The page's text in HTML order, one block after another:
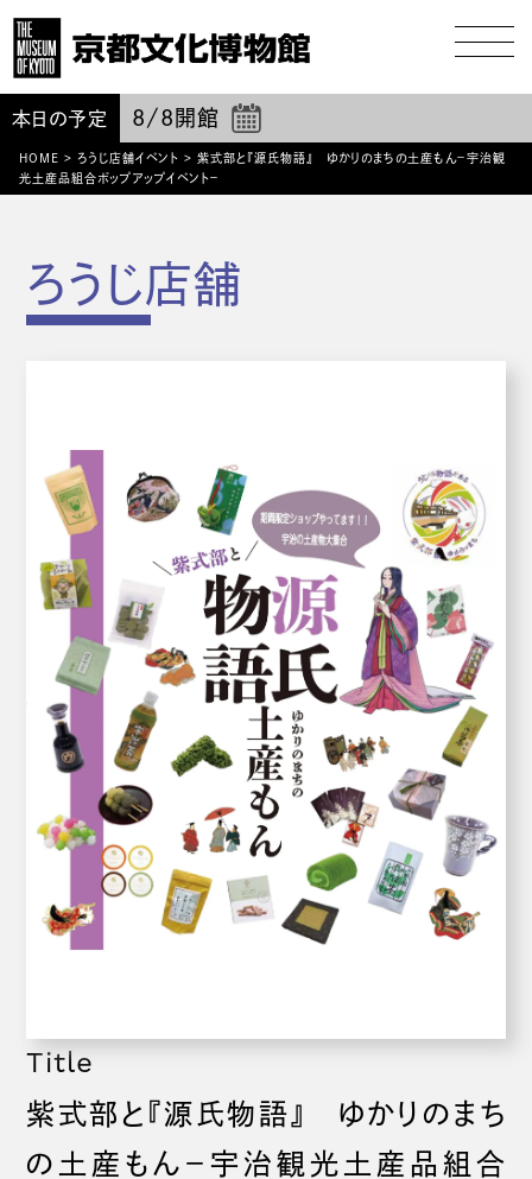
本日の予定 8/8 開館
HOME > ろうじ店舗イベント > 紫式部と『源氏物語』 ゆかりのまちの土産もん－宇治観
光土産品組合ポップアップイベント－
Title
紫式部と『源氏物語』 ゆかりのまち
の土産もん－宇治観光土産品組合